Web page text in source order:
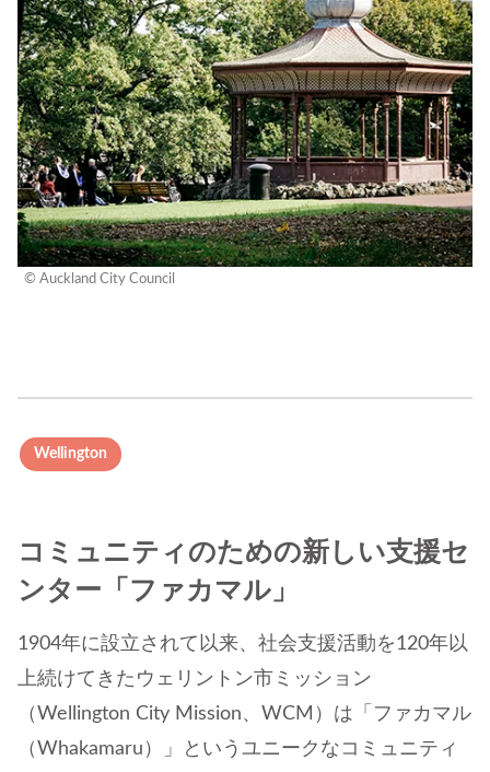
© Auckland City Council
Wellington
コミュニティのための新しい支援セ
ンター「ファカマル」
1904年に設立されて以来、社会支援活動を120年以
上続けてきたウェリントン市ミッション
（Wellington City Mission、WCM）は「ファカマル
（Whakamaru）」というユニークなコミュニティ